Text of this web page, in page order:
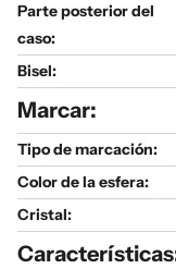
Parte posterior del
caso:
Bisel:
Marcar:
Tipo de marcación:
Color de la esfera:
Cristal: